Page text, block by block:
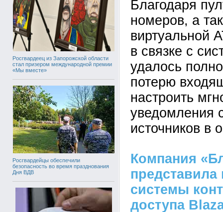
Росгвардеец из Запорожской области
стал призером международной премии
«Мы вместе»
Росгвардейцы обеспечили
безопасность во время празднования
Дня ВДВ
Благодаря
номеров, а
виртуальной
в связке с
удалось
потерю
настроить
уведомления
источников в
Компания
системы
доступа